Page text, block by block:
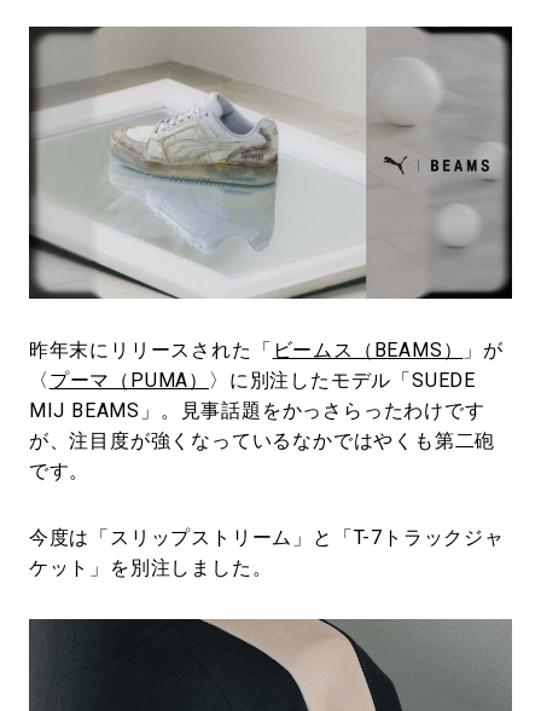
#NEW VINTAGE #マイナーグッド図鑑
#路地裏てぃーん。 #MONTHLY JOURNAL
#GH 銘品の所以 #フイナムのYouTube
#Commune H #FOCUS IT #AH.H
#ととけん #FASHION #MOVIE
#LIFESTYLE
#SPORTS #HANDSOME HANDBOOK
昨年末にリリースされた「 ビームス（BEAMS）
」が
〈 プーマ（PUMA）
〉に別注したモデル「SUEDE
MIJ BEAMS」。見事話題をかっさらったわけです
が、注目度が強くなっているなかではやくも第二砲
です。
今度は「スリップストリーム」と「T-7トラックジャ
ケット」を別注しました。